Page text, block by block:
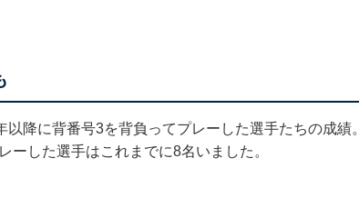
降に背番号3を背負ってプレーした選手たちの成績。
した選手はこれまでに8名いました。